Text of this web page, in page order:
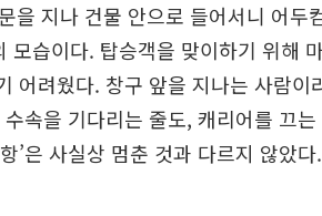
을 지나 건물 안으로 들어서니 어두
모습이다. 탑승객을 맞이하기 위해
어려웠다. 창구 앞을 지나는 사람이
속을 기다리는 줄도, 캐리어를 끄
’은 사실상 멈춘 것과 다르지 않았다.